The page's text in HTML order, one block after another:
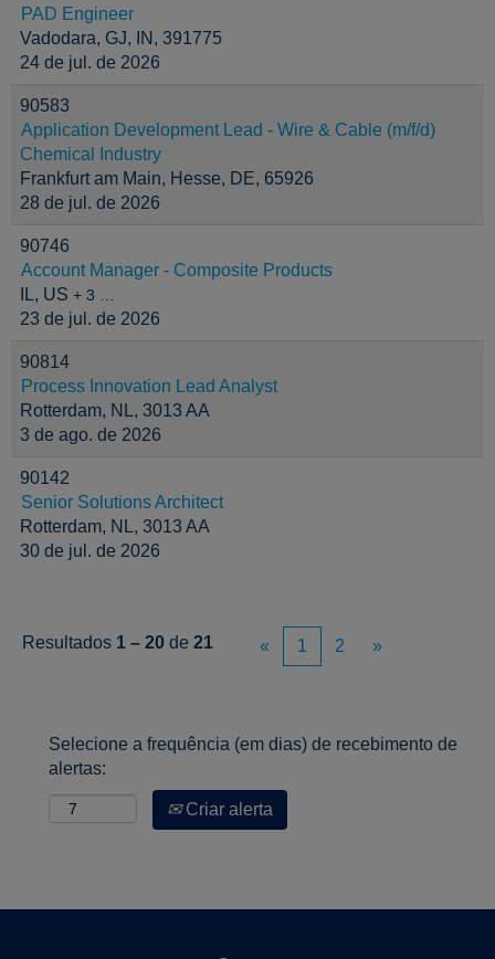
PAD Engineer
Vadodara, GJ, IN, 391775
24 de jul. de 2026
90583
Application Development Lead - Wire & Cable (m/f/d)
Chemical Industry
Frankfurt am Main, Hesse, DE, 65926
28 de jul. de 2026
90746
Account Manager - Composite Products
IL, US + 3 …
23 de jul. de 2026
90814
Process Innovation Lead Analyst
Rotterdam, NL, 3013 AA
3 de ago. de 2026
90142
Senior Solutions Architect
Rotterdam, NL, 3013 AA
30 de jul. de 2026
Resultados 1 – 20 de 21 « 1 2 »
Selecione a frequência (em dias) de recebimento de
alertas:
Criar alerta